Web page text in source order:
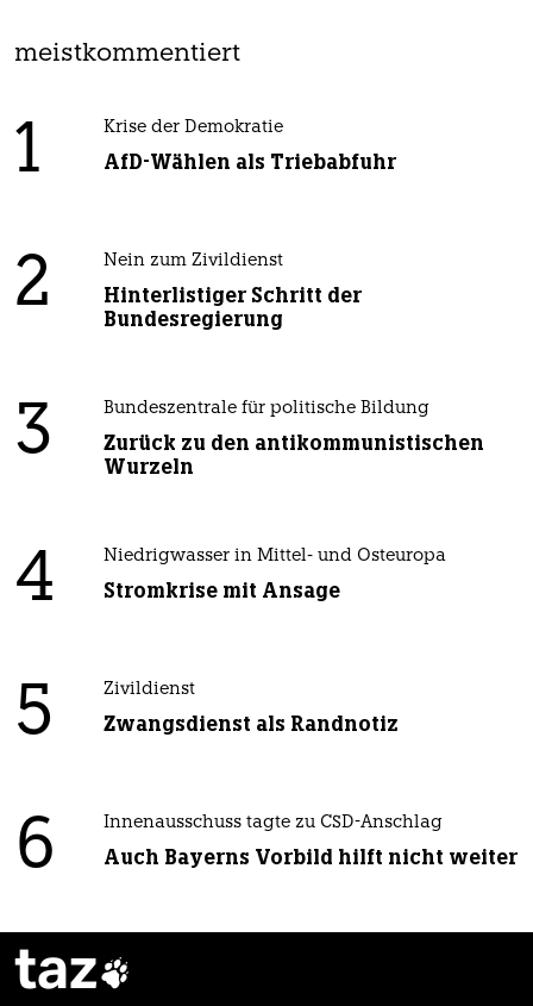
meistkommentiert
1 Krise der Demokratie
AfD-Wählen als Triebabfuhr
2 Nein zum Zivildienst
Hinterlistiger Schritt der
Bundesregierung
3 Bundeszentrale für politische Bildung
Zurück zu den antikommunistischen
Wurzeln
4 Niedrigwasser in Mittel- und Osteuropa
Stromkrise mit Ansage
5 Zivildienst
Zwangsdienst als Randnotiz
6 Innenausschuss tagte zu CSD-Anschlag
Auch Bayerns Vorbild hilft nicht weiter
taz